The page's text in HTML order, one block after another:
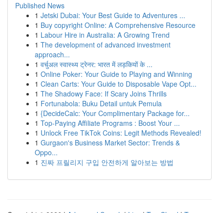
Published News
1 Jetski Dubai: Your Best Guide to Adventures ...
1 Buy copyright Online: A Comprehensive Resource
1 Labour Hire in Australia: A Growing Trend
1 The development of advanced investment
approach...
1 वर्चुअल स्वास्थ्य ट्रेनर: भारत में लड़कियों के ...
1 Online Poker: Your Guide to Playing and Winning
1 Clean Carts: Your Guide to Disposable Vape Opt...
1 The Shadowy Face: If Scary Joins Thrills
1 Fortunabola: Buku Detail untuk Pemula
1 {DecideCalc: Your Complimentary Package for...
1 Top-Paying Affiliate Programs : Boost Your ...
1 Unlock Free TikTok Coins: Legit Methods Revealed!
1 Gurgaon's Business Market Sector: Trends &
Oppo...
1 진짜 프릴리지 구입 안전하게 알아보는 방법